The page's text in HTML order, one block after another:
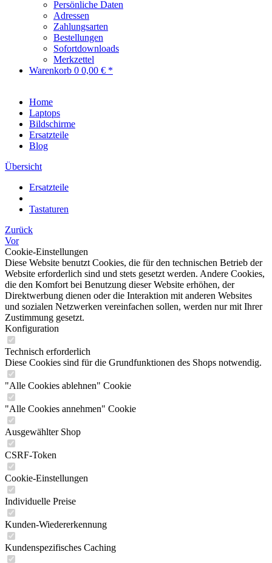
Persönliche Daten
Adressen
Zahlungsarten
Bestellungen
Sofortdownloads
Merkzettel
Warenkorb 0 0,00 € *
Home
Laptops
Bildschirme
Ersatzteile
Blog
Übersicht
Ersatzteile
Tastaturen
Zurück
Vor
Cookie-Einstellungen
Diese Website benutzt Cookies, die für den technischen Betrieb der
Website erforderlich sind und stets gesetzt werden. Andere Cookies,
die den Komfort bei Benutzung dieser Website erhöhen, der
Direktwerbung dienen oder die Interaktion mit anderen Websites
und sozialen Netzwerken vereinfachen sollen, werden nur mit Ihrer
Zustimmung gesetzt.
Konfiguration
Technisch erforderlich
Diese Cookies sind für die Grundfunktionen des Shops notwendig.
"Alle Cookies ablehnen" Cookie
"Alle Cookies annehmen" Cookie
Ausgewählter Shop
CSRF-Token
Cookie-Einstellungen
Individuelle Preise
Kunden-Wiedererkennung
Kundenspezifisches Caching